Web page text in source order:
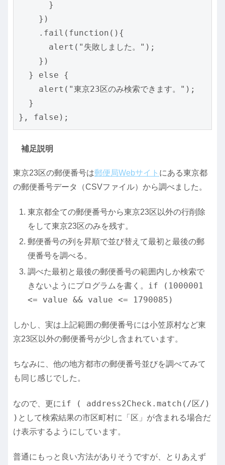
      }
    })
    .fail(function(){
      alert("失敗しました。");
    })
  } else {
    alert("東京23区のみ検索できます。");
  }
}, false);
補足説明
東京23区の郵便番号は郵便局Webサイト にある東京都
の郵便番号データ（CSVファイル）から調べました。
東京都全ての郵便番号から東京23区以外の行削除
をして東京23区のみを残す。
郵便番号の列を昇順で並び替えて最初と最後の郵
便番号を調べる。
調べた最初と最後の郵便番号の範囲内しか検索で
きないようにプログラムを書く。
if (1000001
<= value && value <= 1790085)
しかし、実は上記範囲の郵便番号には小笠原村など東
京23区以外の郵便番号が少し含まれています。
ちなみに、他の地方都市の郵便番号並びを調べてみて
も同じ感じでした。
なので、更に if ( address2Check.match(/区/)
) として検索結果の市区町村に「区」が含まれる場合だ
け表示するようにしています。
普通にもっと良い方法がありそうですが、とりあえず